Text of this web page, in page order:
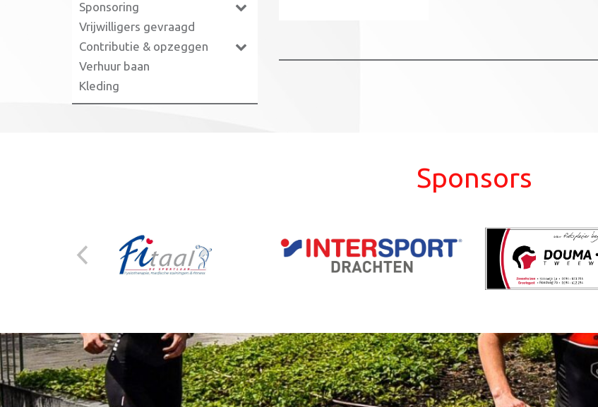
Sponsoring
Vrijwilligers gevraagd
Contributie & opzeggen
Verhuur baan
Kleding
Sponsors